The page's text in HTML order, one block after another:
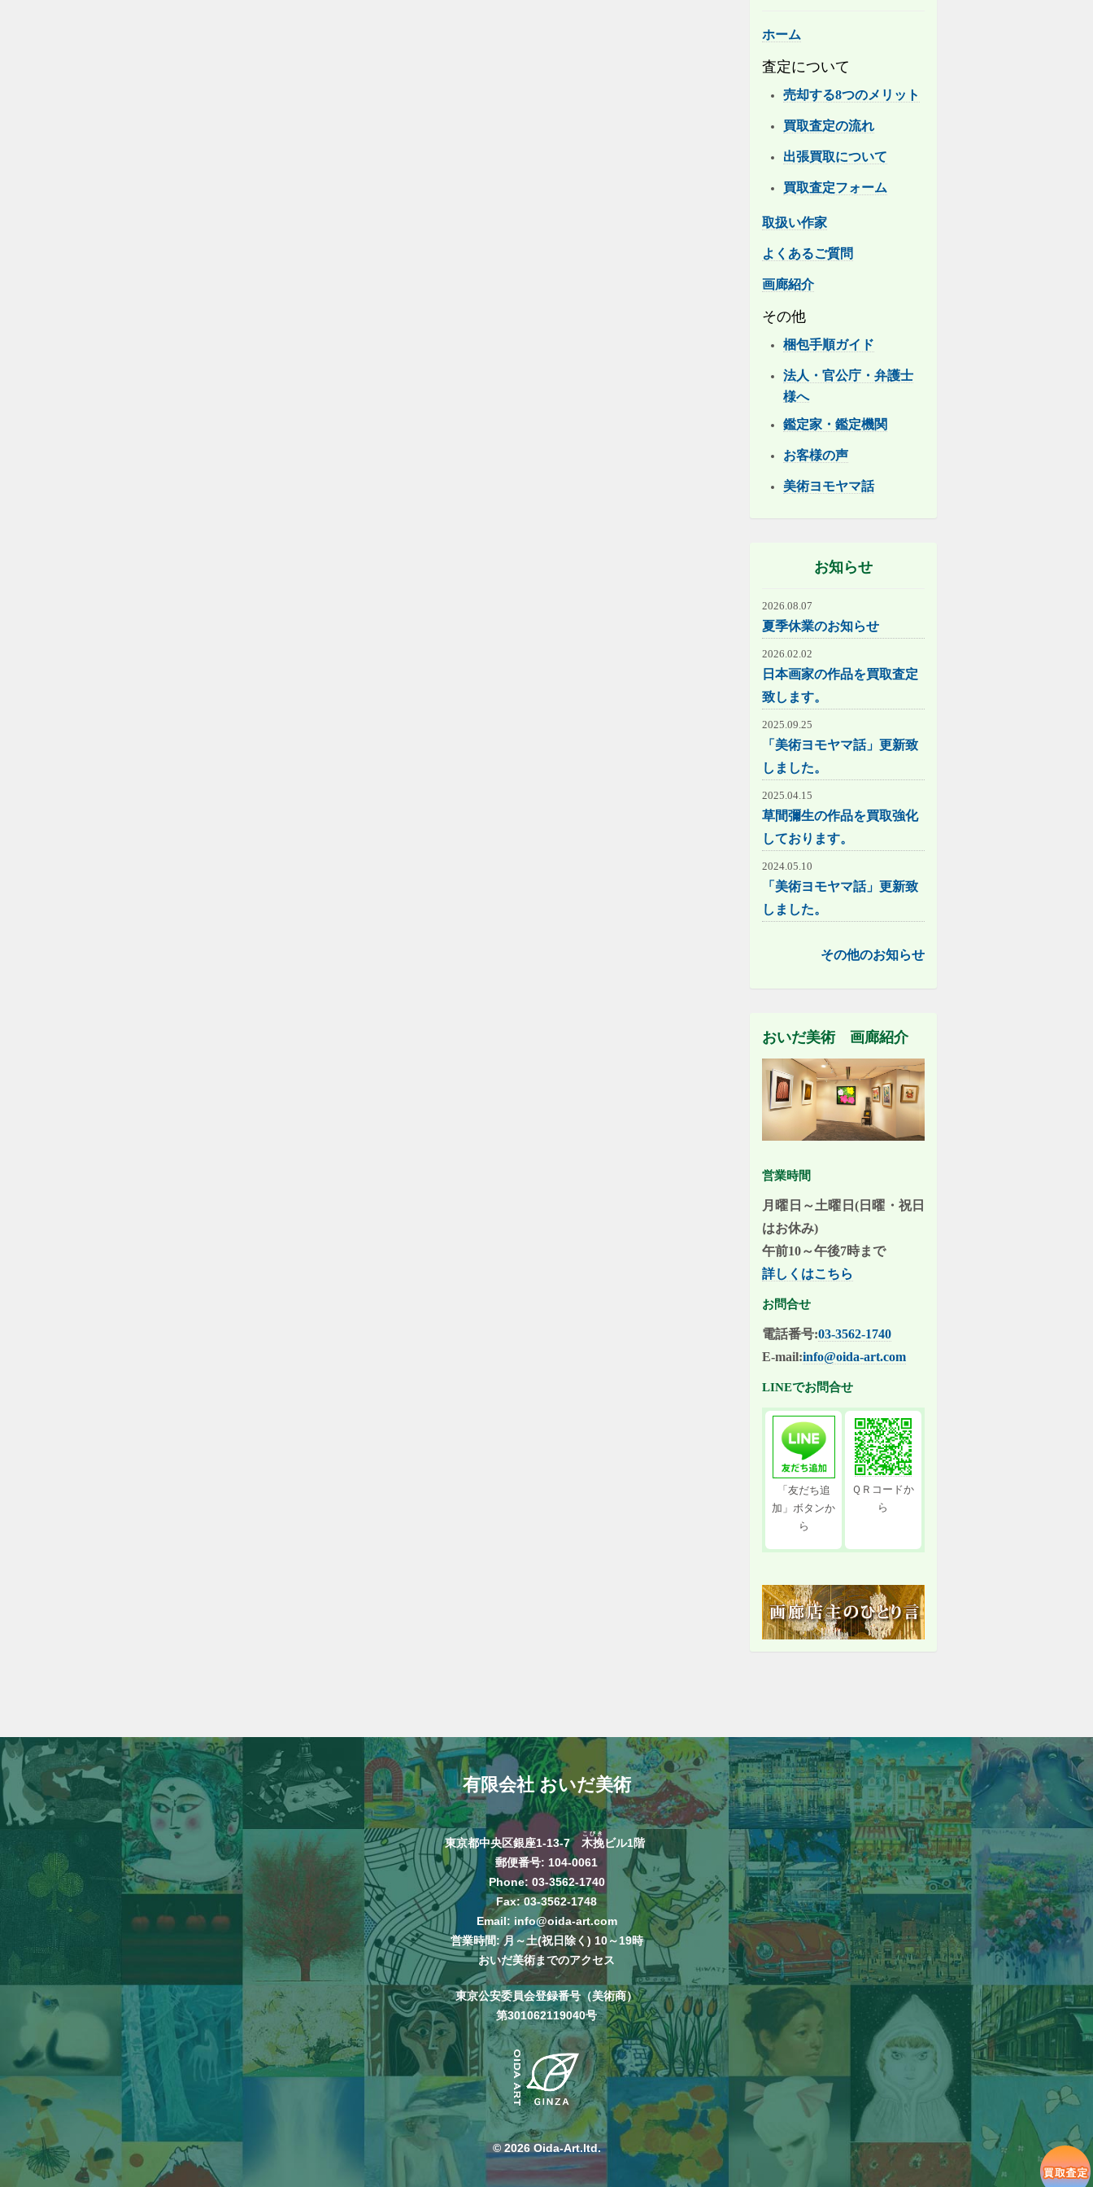
ホーム
査定について
売却する8つのメリット
買取査定の流れ
出張買取について
買取査定フォーム
取扱い作家
よくあるご質問
画廊紹介
その他
梱包手順ガイド
法人・官公庁・弁護士
様へ
鑑定家・鑑定機関
お客様の声
美術ヨモヤマ話
お知らせ
2026.08.07
夏季休業のお知らせ
2026.02.02
日本画家の作品を買取査定
致します。
2025.09.25
「美術ヨモヤマ話」更新致
しました。
2025.04.15
草間彌生の作品を買取強化
しております。
2024.05.10
「美術ヨモヤマ話」更新致
しました。
その他のお知らせ
おいだ美術 画廊紹介
営業時間
月曜日～土曜日(日曜・祝日
はお休み)
午前10～午後7時まで
詳しくはこちら
お問合せ
電話番号:03-3562-1740
E-mail:info@oida-art.com
LINEでお問合せ
「友だち追
加」ボタンか
ら
ＱＲコードか
ら
有限会社 おいだ美術
東京都中央区銀座1-13-7 木挽
こびき
ビル1階
郵便番号: 104-0061
Phone: 03-3562-1740
Fax: 03-3562-1748
Email: info@oida-art.com
営業時間: 月～土(祝日除く) 10～19時
おいだ美術までのアクセス
東京公安委員会登録番号（美術商）
第301062119040号
© 2026 Oida-Art.ltd.